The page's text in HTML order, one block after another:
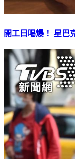
開工日喝爆！ 星